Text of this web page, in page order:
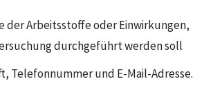
der Arbeitsstoffe oder Einwirkungen,
durchgeführt werden soll
Telefonnummer und E-Mail-Adresse.